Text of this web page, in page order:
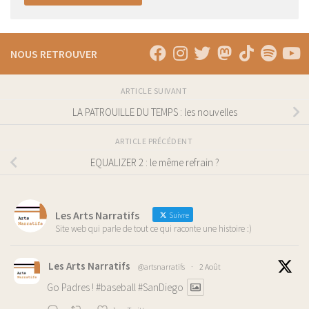
NOUS RETROUVER
ARTICLE SUIVANT
LA PATROUILLE DU TEMPS : les nouvelles
ARTICLE PRÉCÉDENT
EQUALIZER 2 : le même refrain ?
Les Arts Narratifs Suivre
Site web qui parle de tout ce qui raconte une histoire :)
Les Arts Narratifs @artsnarratifs · 2 Août
Go Padres ! #baseball#SanDiego